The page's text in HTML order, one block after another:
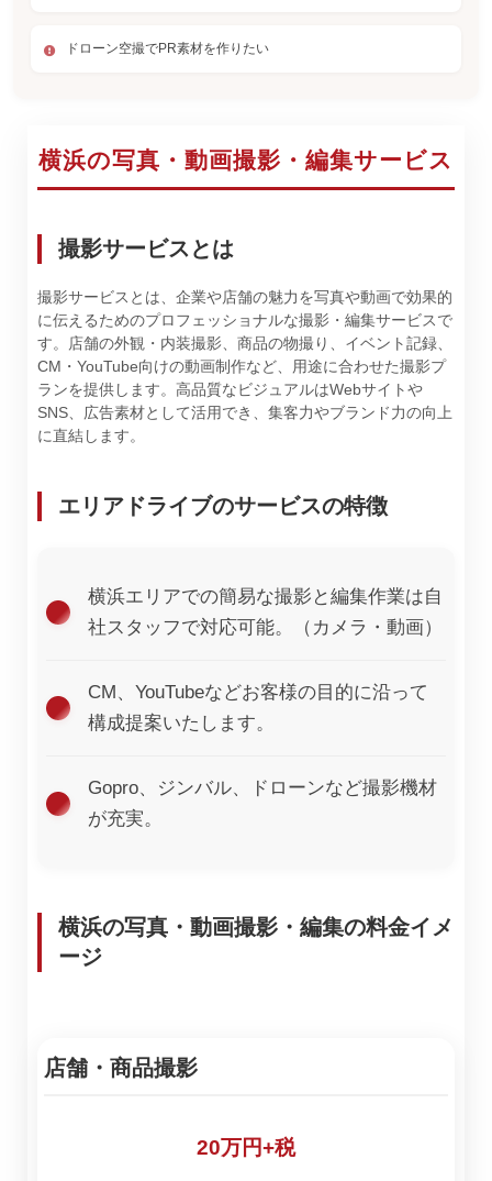
ドローン空撮でPR素材を作りたい
横浜の写真・動画撮影・編集サービス
撮影サービスとは
撮影サービスとは、企業や店舗の魅力を写真や動画で効果的
に伝えるためのプロフェッショナルな撮影・編集サービスで
す。店舗の外観・内装撮影、商品の物撮り、イベント記録、
CM・YouTube向けの動画制作など、用途に合わせた撮影プ
ランを提供します。高品質なビジュアルはWebサイトや
SNS、広告素材として活用でき、集客力やブランド力の向上
に直結します。
エリアドライブのサービスの特徴
横浜エリアでの簡易な撮影と編集作業は自
社スタッフで対応可能。（カメラ・動画）
CM、YouTubeなどお客様の目的に沿って
構成提案いたします。
Gopro、ジンバル、ドローンなど撮影機材
が充実。
横浜の写真・動画撮影・編集の料金イメ
ージ
店舗・商品撮影
20万円+税